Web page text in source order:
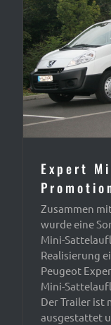
Expert
Zusammen
wurde eine
Mini-
Realisierung
Peugeot
Mini-
Der Trailer ist
ausgestattet